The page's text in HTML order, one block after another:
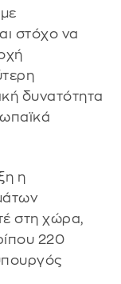
στόχο να
δυνατότητα
η
στη χώρα,
220